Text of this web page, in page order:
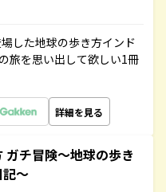
した地球の歩き方インド
旅を思い出して欲しい1冊
詳細を見る
ガチ冒険～地球の歩き
～